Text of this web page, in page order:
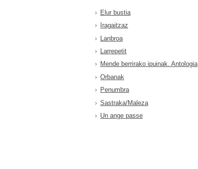
Elur bustia
Iragaitzaz
Lanbroa
Larrepetit
Mende berrirako ipuinak. Antologia
Orbanak
Penumbra
Sastraka/Maleza
Un ange passe